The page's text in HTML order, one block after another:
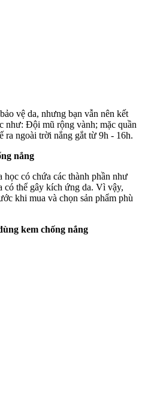
vệ da, nhưng bạn vẫn nên kết
như: Đội mũ rộng vành; mặc quần
ra ngoài trời nắng gắt từ 9h - 16h.
nắng
có chứa các thành phần như
có thể gây kích ứng da. Vì vậy,
khi mua và chọn sản phẩm phù
kem chống nắng